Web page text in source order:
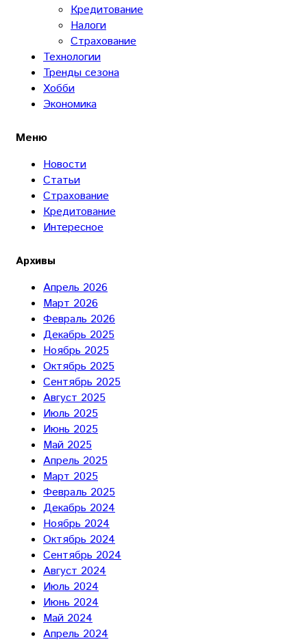
Кредитование
Налоги
Страхование
Технологии
Тренды сезона
Хобби
Экономика
Меню
Новости
Статьи
Страхование
Кредитование
Интересное
Архивы
Апрель 2026
Март 2026
Февраль 2026
Декабрь 2025
Ноябрь 2025
Октябрь 2025
Сентябрь 2025
Август 2025
Июль 2025
Июнь 2025
Май 2025
Апрель 2025
Март 2025
Февраль 2025
Декабрь 2024
Ноябрь 2024
Октябрь 2024
Сентябрь 2024
Август 2024
Июль 2024
Июнь 2024
Май 2024
Апрель 2024